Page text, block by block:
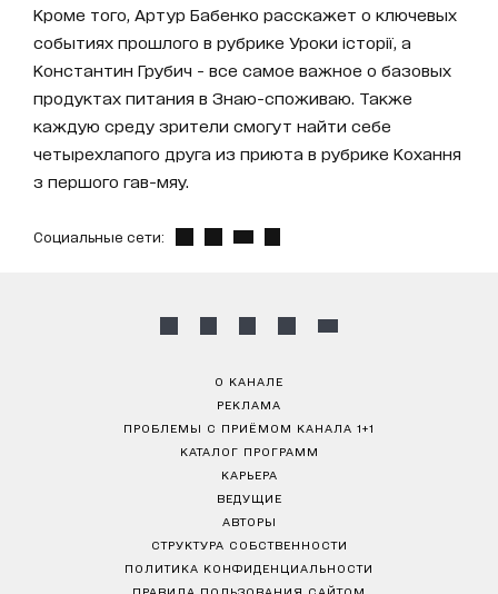
Кроме того, Артур Бабенко расскажет о ключевых
событиях прошлого в рубрике Уроки історії, а
Константин Грубич - все самое важное о базовых
продуктах питания в Знаю-споживаю. Также
каждую среду зрители смогут найти себе
четырехлапого друга из приюта в рубрике Кохання
з першого гав-мяу.
Социальные сети:
О КАНАЛЕ
РЕКЛАМА
ПРОБЛЕМЫ С ПРИЁМОМ КАНАЛА 1+1
КАТАЛОГ ПРОГРАММ
КАРЬЕРА
ВЕДУЩИЕ
АВТОРЫ
СТРУКТУРА СОБСТВЕННОСТИ
ПОЛИТИКА КОНФИДЕНЦИАЛЬНОСТИ
ПРАВИЛА ПОЛЬЗОВАНИЯ САЙТОМ